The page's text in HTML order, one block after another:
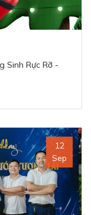
Sinh Rực Rỡ -
12
Sep